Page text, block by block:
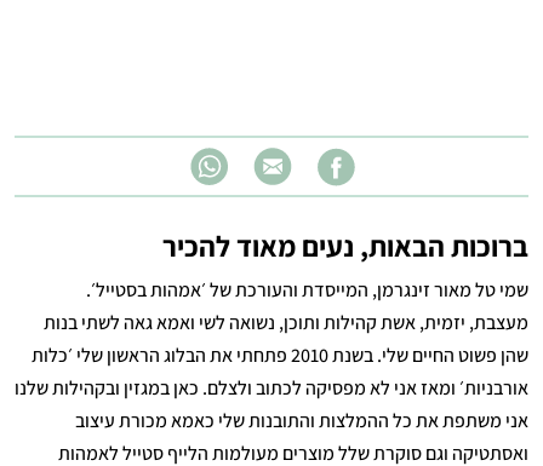
ברוכות הבאות, נעים מאוד להכיר
שמי טל מאור זינגרמן, המייסדת והעורכת של ׳אמהות בסטייל׳.
מעצבת, יזמית, אשת קהילות ותוכן, נשואה לשי ואמא גאה לשתי בנות
שהן פשוט החיים שלי. בשנת 2010 פתחתי את הבלוג הראשון שלי ׳כלות
אורבניות׳ ומאז אני לא מפסיקה לכתוב ולצלם. כאן במגזין ובקהילות שלנו
אני משתפת את כל ההמלצות והתובנות שלי כאמא מכורת עיצוב
ואסתטיקה וגם סוקרת שלל מוצרים מעולמות הלייף סטייל לאמהות